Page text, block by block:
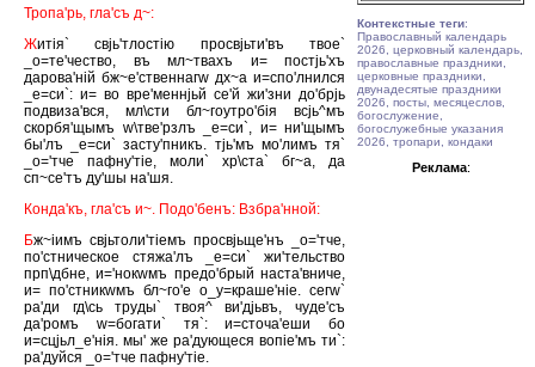
Тропа'рь, гла'съ д~:
Житiя` свjь'тлостiю просвjьти'въ твое`
_о=те'чество, въ мл~твахъ и= постjь'хъ
дарова'нiй бж~е'ственнагw дх~а и=спо'лнился
_е=си`: и= во вре'меннjьй се'й жи'зни до'брjь
подвиза'вся, мл\сти бл~гоутро'бiя всjь^мъ
скорбя'щымъ w\тве'рзлъ _е=си`, и= ни'щымъ
бы'лъ _е=си` засту'пникъ. тjь'мъ мо'лимъ тя`
_о='тче пафну'тiе, моли` хр\ста` бг~а, да
сп~се'тъ ду'шы на'шя.
Конда'къ, гла'съ и~. Подо'бенъ: Взбра'нной:
Бж~iимъ свjьтоли'тiемъ просвjьще'нъ _о='тче,
по'стническое стяжа'лъ _е=си` жи'тельство
прп\дбне, и='нокwмъ предо'брый наста'вниче,
и= по'стникwмъ бл~го'е о_у=краше'нiе. сегw`
ра'ди гд\сь труды` твоя^ ви'дjьвъ, чуде'съ
да'ромъ w=богати` тя`: и=сточа'еши бо
и=сцjьл_е'нiя. мы' же ра'дующеся вопiе'мъ ти`:
ра'дуйся _о='тче пафну'тiе.
Контекстные теги:
Православный календарь
2026, церковный календарь,
православные праздники,
церковные праздники,
двунадесятые праздники
2026, посты, месяцеслов,
богослужение,
богослужебные указания
2026, тропари, кондаки
Реклама: